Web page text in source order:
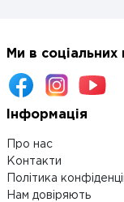
Ми в
Інформація
Про нас
Контакти
Політика
Нам довіряють